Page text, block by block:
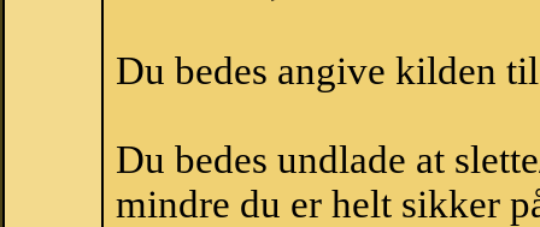
Du bedes angive kilden
Du bedes undlade at
mindre du er helt sikker